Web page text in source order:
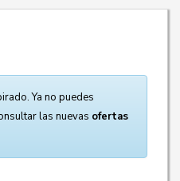
Ya no puedes
las nuevas ofertas